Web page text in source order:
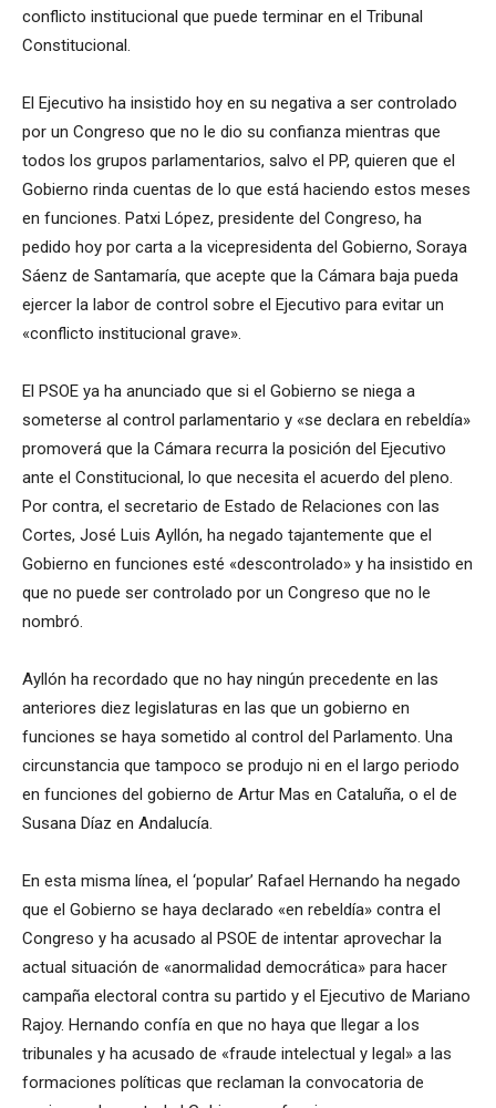
conflicto institucional que puede terminar en el Tribunal
Constitucional.
El Ejecutivo ha insistido hoy en su negativa a ser controlado
por un Congreso que no le dio su confianza mientras que
todos los grupos parlamentarios, salvo el PP, quieren que el
Gobierno rinda cuentas de lo que está haciendo estos meses
en funciones. Patxi López, presidente del Congreso, ha
pedido hoy por carta a la vicepresidenta del Gobierno, Soraya
Sáenz de Santamaría, que acepte que la Cámara baja pueda
ejercer la labor de control sobre el Ejecutivo para evitar un
«conflicto institucional grave».
El PSOE ya ha anunciado que si el Gobierno se niega a
someterse al control parlamentario y «se declara en rebeldía»
promoverá que la Cámara recurra la posición del Ejecutivo
ante el Constitucional, lo que necesita el acuerdo del pleno.
Por contra, el secretario de Estado de Relaciones con las
Cortes, José Luis Ayllón, ha negado tajantemente que el
Gobierno en funciones esté «descontrolado» y ha insistido en
que no puede ser controlado por un Congreso que no le
nombró.
Ayllón ha recordado que no hay ningún precedente en las
anteriores diez legislaturas en las que un gobierno en
funciones se haya sometido al control del Parlamento. Una
circunstancia que tampoco se produjo ni en el largo periodo
en funciones del gobierno de Artur Mas en Cataluña, o el de
Susana Díaz en Andalucía.
En esta misma línea, el ‘popular’ Rafael Hernando ha negado
que el Gobierno se haya declarado «en rebeldía» contra el
Congreso y ha acusado al PSOE de intentar aprovechar la
actual situación de «anormalidad democrática» para hacer
campaña electoral contra su partido y el Ejecutivo de Mariano
Rajoy. Hernando confía en que no haya que llegar a los
tribunales y ha acusado de «fraude intelectual y legal» a las
formaciones políticas que reclaman la convocatoria de